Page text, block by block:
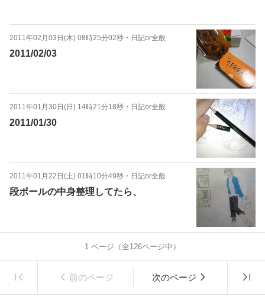
2011年02月03日(木) 08時25分02秒 ・ 日記or全般
2011/02/03
2011年01月30日(日) 14時21分18秒 ・ 日記or全般
2011/01/30
2011年01月22日(土) 01時10分49秒 ・ 日記or全般
段ボールの中身整理してたら、
1 ページ（全126ページ中）
前のページ 次のページ